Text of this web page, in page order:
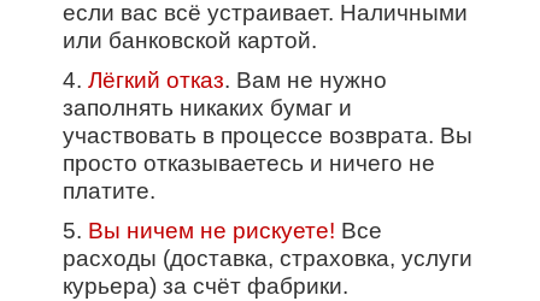
если вас всё устраивает. Наличными
или банковской картой.
4. Лёгкий отказ. Вам не нужно
заполнять никаких бумаг и
участвовать в процессе возврата. Вы
просто отказываетесь и ничего не
платите.
5. Вы ничем не рискуете! Все
расходы (доставка, страховка, услуги
курьера) за счёт фабрики.